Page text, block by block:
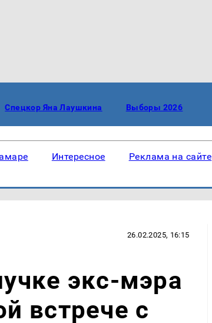
Спецкор Яна Лаушкина Выборы 2026
Интересное Реклама на сайте
26.02.2025, 16:15
экс-мэра
встрече с